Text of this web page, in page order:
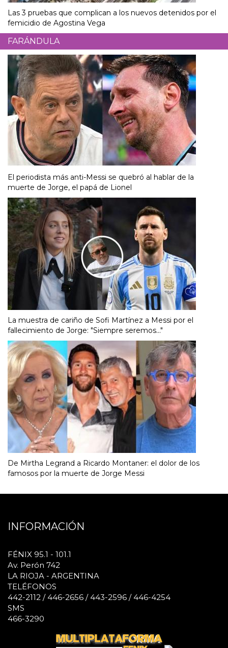
Las 3 pruebas que complican a los nuevos detenidos por el
femicidio de Agostina Vega
FARÁNDULA
El periodista más anti-Messi se quebró al hablar de la
muerte de Jorge, el papá de Lionel
La muestra de cariño de Sofi Martínez a Messi por el
fallecimiento de Jorge: "Siempre seremos..."
De Mirtha Legrand a Ricardo Montaner: el dolor de los
famosos por la muerte de Jorge Messi
INFORMACIÓN
FÉNIX 95.1 - 101.1
Av. Perón 742
LA RIOJA - ARGENTINA
TELÉFONOS
442-2112 / 446-2656 / 443-2596 / 446-4254
SMS
466-3290